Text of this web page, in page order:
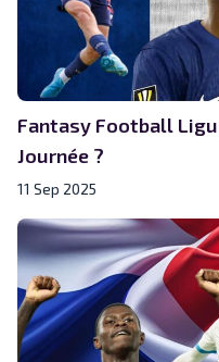
Fantasy Football
Journée ?
11 Sep 2025